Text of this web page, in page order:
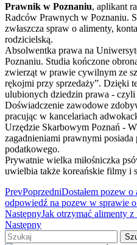
Prawnik w Poznaniu, aplikant
Radców Prawnych w Poznaniu.
zwłaszcza spraw o alimenty,
rodzicielską.
Absolwentka prawa na
Poznaniu. Studia kończone
zwierząt w prawie cywilnym ze
rękojmi przy sprzedaży”. Dzięki
ulubionych dziedzin prawa -
Doświadczenie zawodowe
pracując w kancelariach
Urzędzie Skarbowym Poznań -
zagadnieniami prawnymi
podatkowego.
Prywatnie wielka miłośniczka
uwielbia także koreańskie filmy i
PrevPoprzedniDostałem pozew
odpowiedź na pozew w sprawie
NastępnyJak otrzymać alimenty
Następny